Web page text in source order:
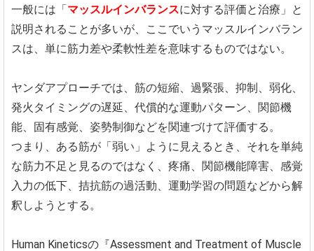
一般には「マッスルインバランスに対する評価と治療」と
説明されることが多いが、ここでいうマッスルインバラン
スは、単に筋力差や柔軟性差を意味するものではない。
ヤンダアプローチでは、筋の短縮、過緊張、抑制、弱化、
発火タイミングの遅延、代償的な運動パターン、関節機
能、固有感覚、姿勢制御などを関連づけて評価する。
つまり、ある筋が「弱い」ように見えるとき、それを単純
な筋力不足と見るのではなく、疼痛、関節機能障害、感覚
入力の低下、拮抗筋の過活動、運動学習の問題などから解
釈しようとする。
Human Kineticsの『Assessment and Treatment of Muscle